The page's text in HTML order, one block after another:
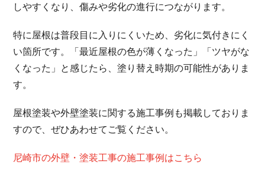
しやすくなり、傷みや劣化の進行につながります。
特に屋根は普段目に入りにくいため、劣化に気付きにく
い箇所です。「最近屋根の色が薄くなった」「ツヤがな
くなった」と感じたら、塗り替え時期の可能性がありま
す。
屋根塗装や外壁塗装に関する施工事例も掲載しておりま
すので、ぜひあわせてご覧ください。
尼崎市の外壁・塗装工事の施工事例はこちら